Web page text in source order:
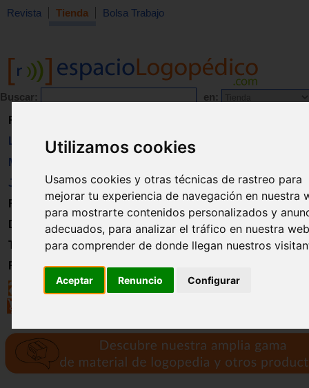
Utilizamos cookies
Usamos cookies y otras técnicas de rastreo para
mejorar tu experiencia de navegación en nuestra
para mostrarte contenidos personalizados y
adecuados, para analizar el tráfico en nuestra
para comprender de donde llegan nuestros
Aceptar Renuncio Configurar
Revista Tienda Bolsa Trabajo
Buscar: en:
Revista
Libros
Material
Juguetes
Formación
Directorio
Trabajo
Registro